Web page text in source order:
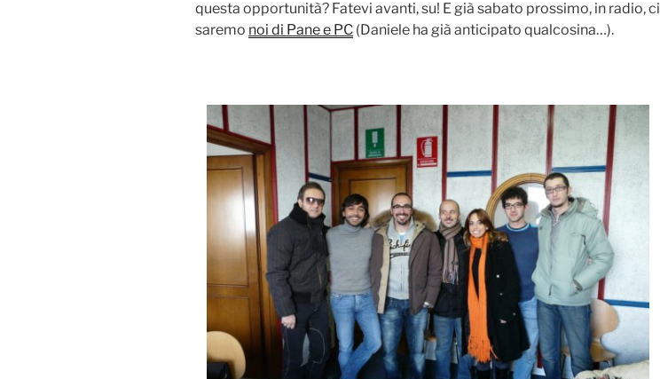
questa opportunità? Fatevi avanti, su! E già sabato prossimo, in radio, ci
saremo noi di Pane e PC (Daniele ha già anticipato qualcosina…).